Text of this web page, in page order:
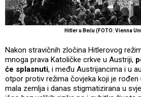
Hitler u Beču (FOTO: Vienna
Nakon stravičnih zločina Hitlerovog
mnoga prava Katoličke crkve u Austriji,
će splasnuti, i među Austrijancima i u
otpor protiv režima čovjeka koji je
mala zemlja i danas stigmatizirana u